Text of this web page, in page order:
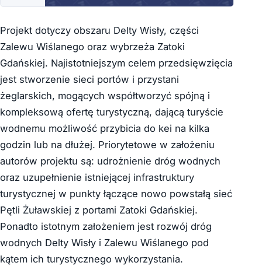
Projekt dotyczy obszaru Delty Wisły, części
Zalewu Wiślanego oraz wybrzeża Zatoki
Gdańskiej. Najistotniejszym celem przedsięwzięcia
jest stworzenie sieci portów i przystani
żeglarskich, mogących współtworzyć spójną i
kompleksową ofertę turystyczną, dającą turyście
wodnemu możliwość przybicia do kei na kilka
godzin lub na dłużej. Priorytetowe w założeniu
autorów projektu są: udrożnienie dróg wodnych
oraz uzupełnienie istniejącej infrastruktury
turystycznej w punkty łączące nowo powstałą sieć
Pętli Żuławskiej z portami Zatoki Gdańskiej.
Ponadto istotnym założeniem jest rozwój dróg
wodnych Delty Wisły i Zalewu Wiślanego pod
kątem ich turystycznego wykorzystania.